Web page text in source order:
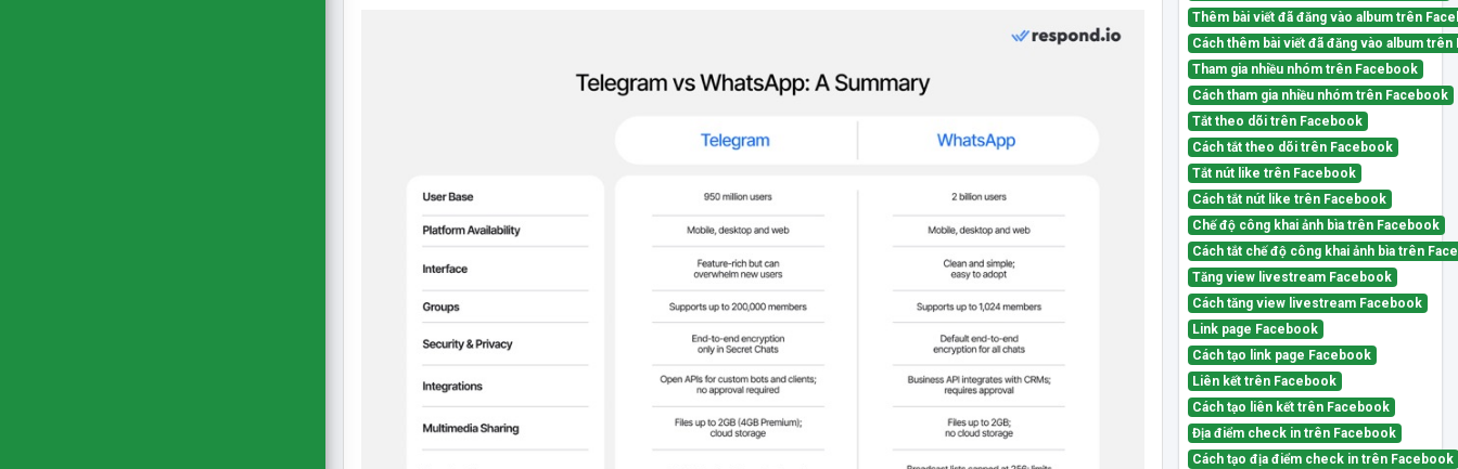
Thêm bài viết đã đăng vào album trên
Cách thêm bài viết đã đăng vào album
Tham gia nhiều nhóm trên Facebook
Cách tham gia nhiều nhóm trên Facebook
Tắt theo dõi trên Facebook
Cách tắt theo dõi trên Facebook
Tắt nút like trên Facebook
Cách tắt nút like trên Facebook
Chế độ công khai ảnh bìa trên Facebook
Cách tắt chế độ công khai ảnh bìa trên
Tăng view livestream Facebook
Cách tăng view livestream Facebook
Link page Facebook
Cách tạo link page Facebook
Liên kết trên Facebook
Cách tạo liên kết trên Facebook
Địa điểm check in trên Facebook
Cách tạo địa điểm check in trên Facebook